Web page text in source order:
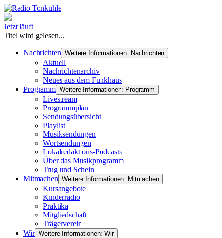
Jetzt läuft
Titel wird gelesen...
Nachrichten Weitere Informationen: Nachrichten
Aktuell
Nachrichtenarchiv
Neues aus dem Funkhaus
Programm Weitere Informationen: Programm
Livestream
Programmplan
Sendungsübersicht
Playlist
Musiksendungen
Wortsendungen
Lokalredaktions-Podcasts
Über das Musikprogramm
Trug und Schein
Mitmachen Weitere Informationen: Mitmachen
Kursangebote
Kinderradio
Praktika
Mitgliedschaft
Trägerverein
Wir Weitere Informationen: Wir